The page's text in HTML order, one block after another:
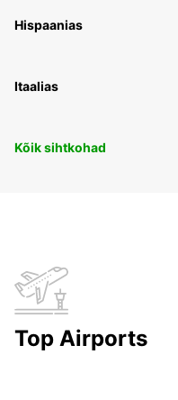
Hispaanias
Itaalias
Kõik sihtkohad
Top Airports